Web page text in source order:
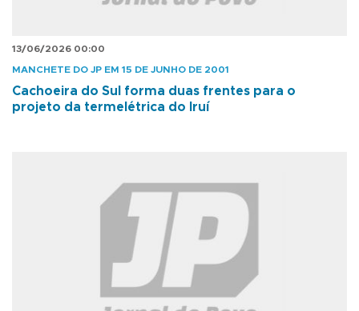
13/06/2026 00:00
MANCHETE DO JP EM 15 DE JUNHO DE 2001
Cachoeira do Sul forma duas frentes para o
projeto da termelétrica do Iruí